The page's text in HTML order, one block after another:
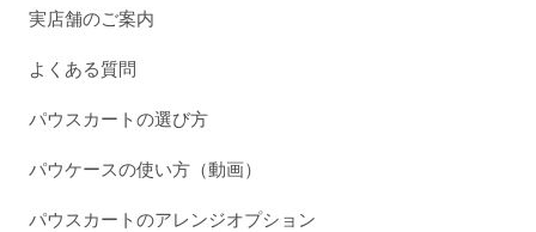
実店舗のご案内
よくある質問
パウスカートの選び方
パウケースの使い方（動画）
パウスカートのアレンジオプション